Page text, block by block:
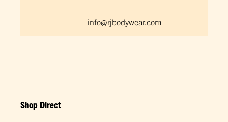
info@rjbodywear.com
Shop Direct